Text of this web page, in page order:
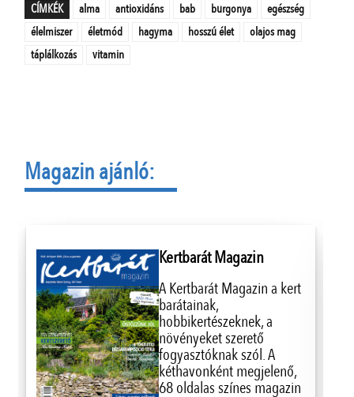
CÍMKÉK alma antioxidáns bab burgonya
egészség
élelmiszer
életmód hagyma hosszú élet
olajos mag
táplálkozás
vitamin
Magazin ajánló:
Kertbarát Magazin
A Kertbarát Magazin a kert
barátainak,
hobbikertészeknek, a
növényeket szerető
fogyasztóknak szól. A
kéthavonként megjelenő,
68 oldalas színes magazin